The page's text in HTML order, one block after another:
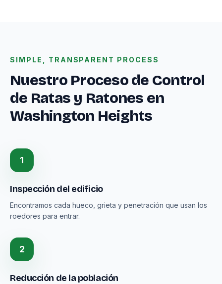
SIMPLE, TRANSPARENT PROCESS
Nuestro Proceso de Control
de Ratas y Ratones en
Washington Heights
1
Inspección del edificio
Encontramos cada hueco, grieta y penetración que usan los
roedores para entrar.
2
Reducción de la población